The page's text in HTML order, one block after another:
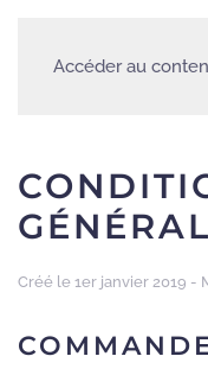
Accéder au
Créé le 1er janvier 2019 -